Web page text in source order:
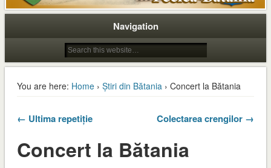
Navigation
You are here: Home› Știri din Bătania› Concert la Bătania
← Ultima repetiție Colectarea crengilor →
Concert la Bătania